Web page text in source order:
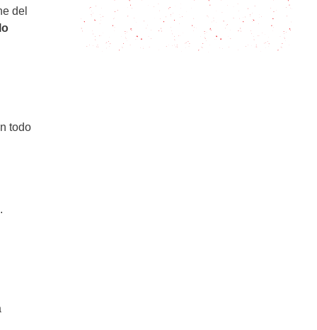
del
todo
Mantequilla de Pistacho: mejor que
la mantequilla de maní